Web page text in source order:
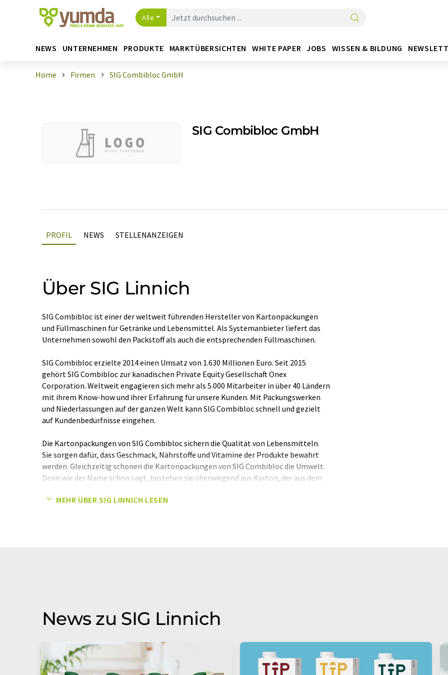
Alle
NEWS UNTERNEHMEN PRODUKTE MARKTÜBERSICHTEN WHITE PAPER JOBS WISSEN & BILDUNG
Home Firmen SIG Combibloc GmbH
SIG Combibloc GmbH
PROFIL NEWS STELLENANZEIGEN
Über SIG Linnich
SIG Combibloc ist einer der weltweit führenden Hersteller von Kartonpackungen
und Füllmaschinen für Getränke und Lebensmittel. Als Systemanbieter liefert das
Unternehmen sowohl den Packstoff als auch die entsprechenden Füllmaschinen.
SIG Combibloc erzielte 2014 einen Umsatz von 1.630 Millionen Euro. Seit 2015
gehört SIG Combibloc zur kanadischen Private Equity Gesellschaft Onex
Corporation. Weltweit engagieren sich mehr als 5.000 Mitarbeiter in über 40 Ländern
mit ihrem Know-how und ihrer Erfahrung für unsere Kunden. Mit Packungswerken
und Niederlassungen auf der ganzen Welt kann SIG Combibloc schnell und gezielt
auf Kundenbedürfnisse eingehen.
Die Kartonpackungen von SIG Combibloc sichern die Qualität von Lebensmitteln.
Sie sorgen dafür, dass Geschmack, Nährstoffe und Vitamine der Produkte bewahrt
werden. Gleichzeitig schonen die Kartonpackungen von SIG Combibloc die Umwelt.
Denn wie der Name schon sagt, bestehen sie überwiegend aus Karton, der aus dem
Rohstoffe wie Öl. Und weil Bäume in der Wachstumsphase CO2 aufnehmen und
MEHR ÜBER SIG LINNICH LESEN
News zu SIG Linnich